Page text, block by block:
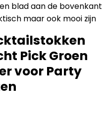
blad aan de bovenkant
maar ook mooi zijn
Pick Groen
voor Party